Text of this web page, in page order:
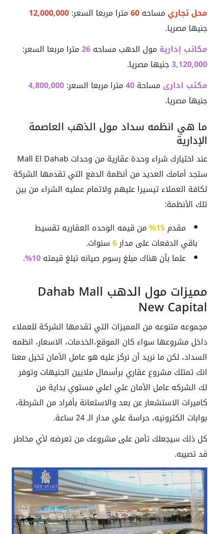
محل تجاري مساحه60مترا مربعا السعر:
جنيها مصريا.
مكاتب إدارية مول الدهب مساحه
مترا مربعا السعر:
3,120,000جنيها مصريا.
مكتب ادارى مساحة40مترا مربعا السعر:4,800,000
جنيها مصريا.
ما هي انظمه سداد مول الذهب العاصمة
الإدارية
عند اختيارك شراء وحدة عقارية من وحدات Mall El Dahab
ستجد أمامك العديد من أنظمة الدفع التي تقدمها الشركة
لكافة العملاء تيسيرا عليهم ولاتمام عمليه الشراء من بين
تلك الأنظمة:
مقدم15%
من قيمه الوحده العقاريه تقسيط
باقي الدفعات على مدار6سنوات.
علما بأن هناك مبلغ رسوم صيانه تبلغ قيمته
.
مميزات مول الدهب Dahab Mall
New Capital
مجموعه متنوعه من المميزات التي تقدمها الشركة للعملاء
داخل مشروعها سواء كان الموقع،الخدمات، الاسعار، انظمه
السداد، لكن ما نريد أن نركز عليه هو عامل الأمان تخيل معنا
انك تمتلك مشروع عقاري برأسمال ملايين الجنيهات وتوفر
لك الشركه عامل الأمان علي اعلي مستوي بداية من
كاميرات الاستشعار عن بعد والاستعانة بأفراد من الشرطة،
بوابات الكترونيه، حراسة علي مدار الـ 24 ساعة.
كل ذلك سيجعلك تأمن على مشروعك من تعرضه لأي مخاطر
قد تصيبه.